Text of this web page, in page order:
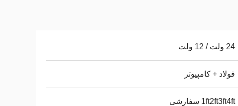
24 ولت / 12 ولت
فولاد + کامپیوتر
1ft2ft3ft4ft سفارشی